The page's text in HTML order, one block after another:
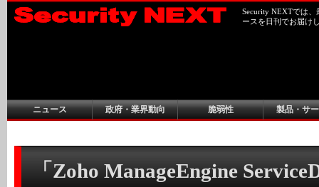
Security NEXTでは
ースを日刊でお届け
ニュース 政府・業界動向 脆弱性 製品・サ
「Zoho ManageEngine